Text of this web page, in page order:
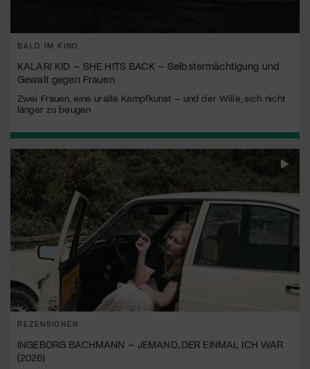
BALD IM KINO
KALARI KID – SHE HITS BACK – Selbstermächtigung und
Gewalt gegen Frauen
Zwei Frauen, eine uralte Kampfkunst – und der Wille, sich nicht
länger zu beugen
REZENSIONEN
INGEBORG BACHMANN – JEMAND, DER EINMAL ICH WAR
(2026)